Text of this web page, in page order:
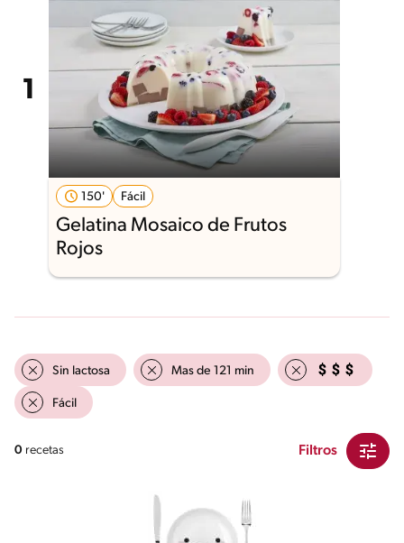
150' Fácil
Gelatina Mosaico de Frutos
Rojos
Sin lactosa Mas de 121 min
Fácil
0 recetas Filtros